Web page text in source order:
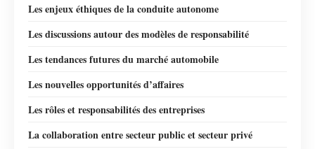
Les enjeux éthiques de la conduite autonome
Les discussions autour des modèles de responsabilité
Les tendances futures du marché automobile
Les nouvelles opportunités d’affaires
Les rôles et responsabilités des entreprises
La collaboration entre secteur public et secteur privé